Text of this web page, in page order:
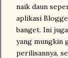
naik daun
aplikasi
banget. Ini
yang mungkin
perilisannya,